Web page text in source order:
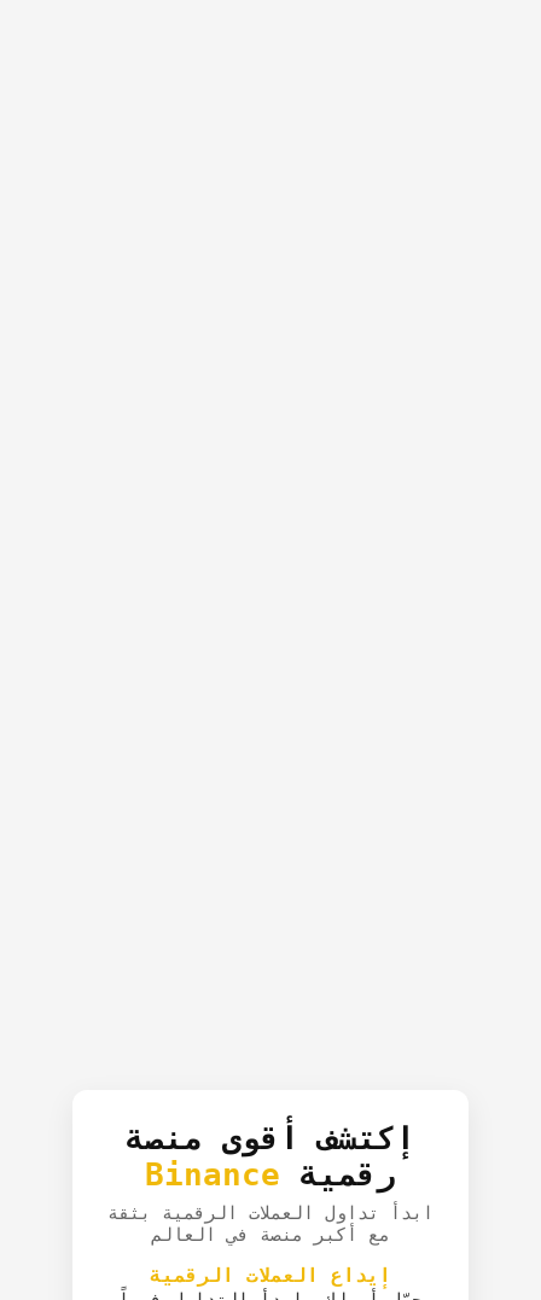
إكتشف أقوى منصة
رقمية Binance
ابدأ تداول العملات الرقمية بثقة
مع أكبر منصة في العالم
إيداع العملات الرقمية